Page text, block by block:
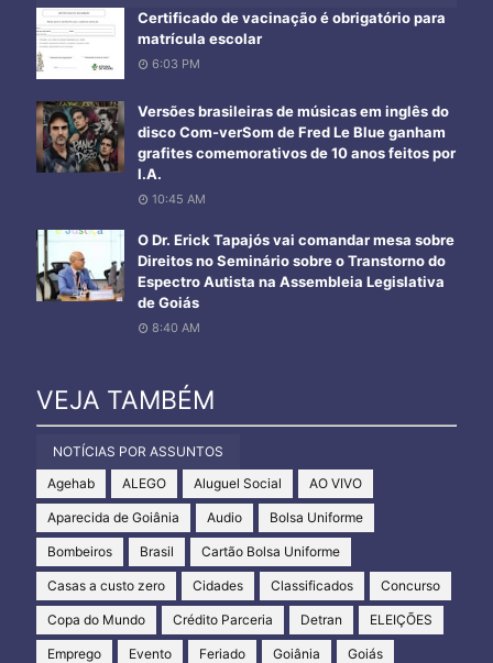
Certificado de vacinação é obrigatório para
matrícula escolar
6:03 PM
Versões brasileiras de músicas em inglês do
disco Com-verSom de Fred Le Blue ganham
grafites comemorativos de 10 anos feitos por
I.A.
10:45 AM
O Dr. Erick Tapajós vai comandar mesa sobre
Direitos no Seminário sobre o Transtorno do
Espectro Autista na Assembleia Legislativa
de Goiás
8:40 AM
VEJA TAMBÉM
NOTÍCIAS POR ASSUNTOS
Agehab
ALEGO Aluguel Social AO VIVO
Aparecida de Goiânia Audio Bolsa Uniforme
Bombeiros Brasil Cartão Bolsa Uniforme
Casas a custo zero Cidades Classificados Concurso
Copa do Mundo Crédito Parceria Detran ELEIÇÕES
Emprego Evento Feriado Goiânia Goiás